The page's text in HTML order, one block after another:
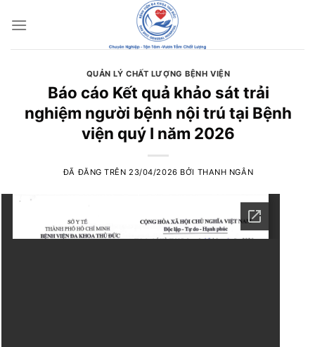
đến
QUẢN LÝ CHẤT LƯỢNG BỆNH VIỆN
Báo cáo Kết quả khảo sát trải
nghiệm người bệnh nội trú tại Bệnh
viện quý I năm 2026
ĐÃ ĐĂNG TRÊN 23/04/2026 BỞI THANH NGÂN